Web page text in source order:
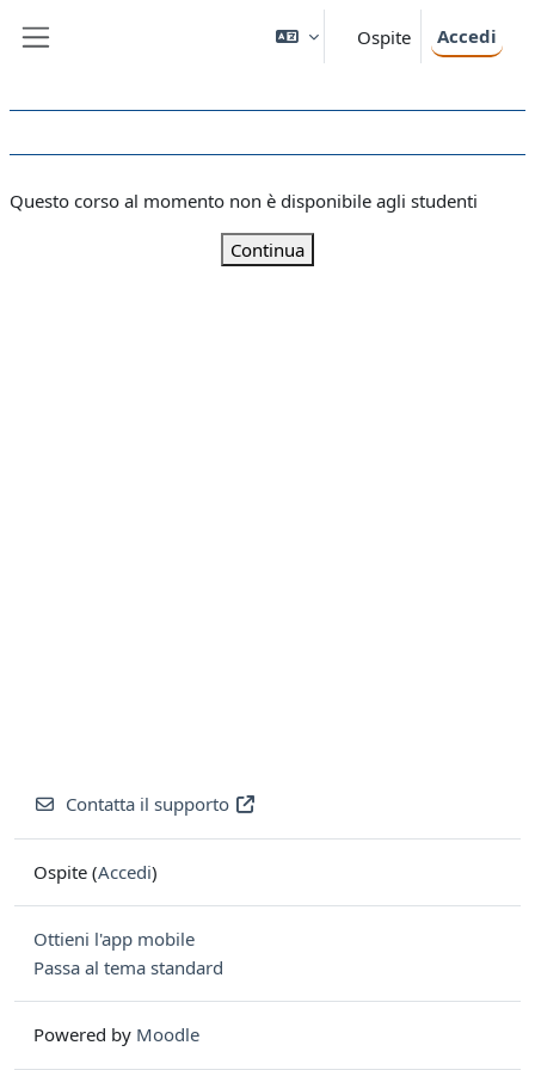
Ospite Accedi
Questo corso al momento non è disponibile agli studenti
Continua
Contatta il supporto
Ospite (Accedi)
Ottieni l'app mobile
Passa al tema standard
Powered by Moodle